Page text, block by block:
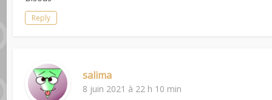
Reply
salima
8 juin 2021 à 22 h 10 min